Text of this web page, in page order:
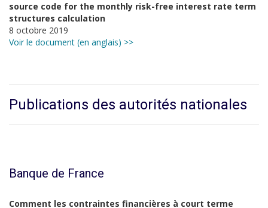
source code for the monthly risk-free interest rate term
structures calculation
8 octobre 2019
Voir le document (en anglais) >>
Publications des autorités nationales
Banque de France
Comment les contraintes financières à court terme